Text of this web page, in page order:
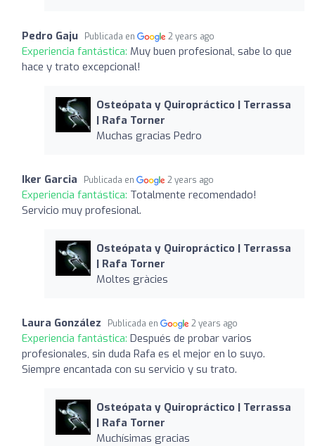
Pedro Gaju Publicada en 2 years ago
Experiencia fantástica: Muy buen profesional, sabe lo que
hace y trato excepcional!
Osteópata y Quiropráctico | Terrassa
| Rafa Torner
Muchas gracias Pedro
Iker Garcia Publicada en 2 years ago
Experiencia fantástica: Totalmente recomendado!
Servicio muy profesional.
Osteópata y Quiropráctico | Terrassa
| Rafa Torner
Moltes gràcies
Laura González Publicada en 2 years ago
Experiencia fantástica: Después de probar varios
profesionales, sin duda Rafa es el mejor en lo suyo.
Siempre encantada con su servicio y su trato.
Osteópata y Quiropráctico | Terrassa
| Rafa Torner
Muchísimas gracias